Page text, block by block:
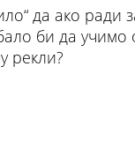
да ако ради
би да
рекли?